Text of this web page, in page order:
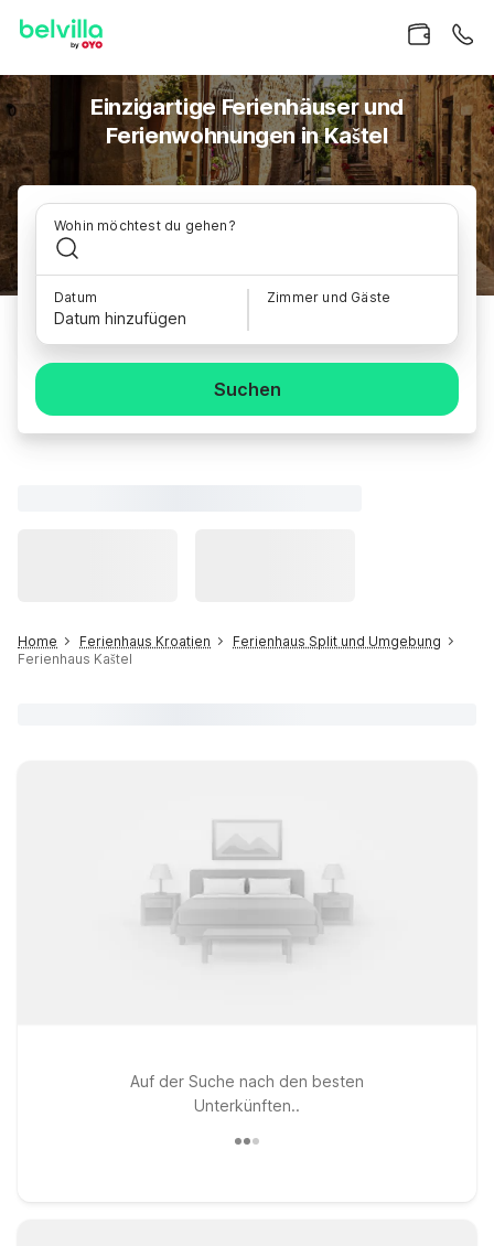
Einzigartige Ferienhäuser und
Ferienwohnungen in Kaštel
Wohin möchtest du gehen?
Datum
Datum hinzufügen
Zimmer und Gäste
Suchen
Home Ferienhaus Kroatien
Ferienhaus Split und Umgebung
Ferienhaus Kaštel
Auf der Suche nach den besten
Unterkünften..